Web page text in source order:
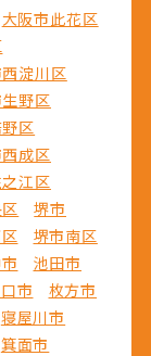
大阪市此花区
淀川区
野区
区
成区
江区
堺市
堺市南区
池田市
市
枚方市
寝屋川市
箕面市